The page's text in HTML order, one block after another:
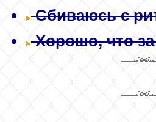
Сбиваюсь с
Хорошо, что